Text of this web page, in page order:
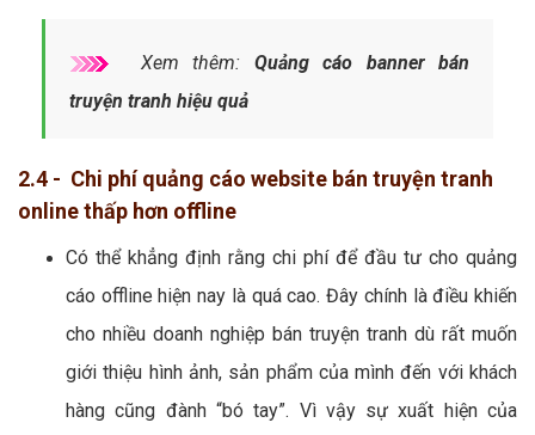
Xem thêm: Quảng cáo banner bán
truyện tranh hiệu quả
2.4 - Chi phí quảng cáo website bán truyện tranh
online thấp hơn offline
Có thể khẳng định rằng chi phí để đầu tư cho quảng
cáo offline hiện nay là quá cao. Đây chính là điều khiến
cho nhiều doanh nghiệp bán truyện tranh dù rất muốn
giới thiệu hình ảnh, sản phẩm của mình đến với khách
hàng cũng đành “bó tay”. Vì vậy sự xuất hiện của